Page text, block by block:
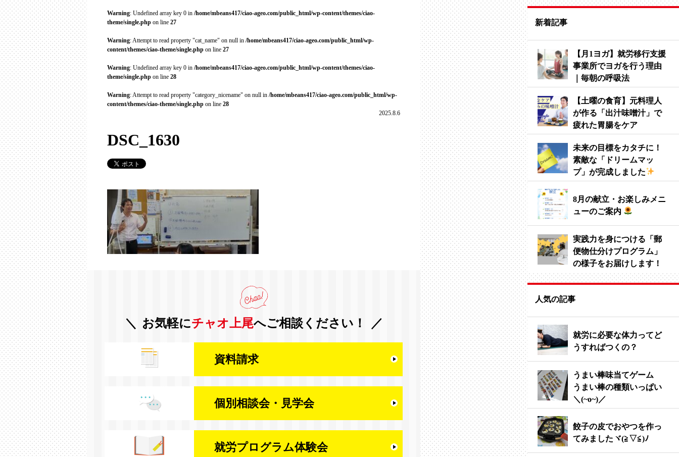
Warning: Undefined array key 0 in /home/mbeans417/ciao-ageo.com/public_html/wp-content/themes/ciao-
theme/single.php on line 27
Warning: Attempt to read property "cat_name" on null in /home/mbeans417/ciao-ageo.com/public_html/wp-
content/themes/ciao-theme/single.php on line 27
Warning: Undefined array key 0 in /home/mbeans417/ciao-ageo.com/public_html/wp-content/themes/ciao-
theme/single.php on line 28
Warning: Attempt to read property "category_nicename" on null in /home/mbeans417/ciao-ageo.com/public_html/wp-
content/themes/ciao-theme/single.php on line 28
2025.8.6
DSC_1630
お気軽にチャオ上尾へご相談ください！
資料請求
個別相談会・ 見学会
就労プログラム体験会
新着記事
【月1ヨガ】就労移行支援
事業所でヨガを行う理由
｜毎朝の呼吸法
【土曜の食育】元料理人
が作る「出汁味噌汁」で
疲れた胃腸をケア
未来の目標をカタチに！
素敵な「ドリームマッ
プ」が完成しました
8月の献立・お楽しみメニ
ューのご案内
実践力を身につける「郵
便物仕分けプログラム」
の様子をお届けします！
人気の記事
就労に必要な体力ってど
うすればつくの？
うまい棒味当てゲーム
うまい棒の種類いっぱい
＼(~o~)／
餃子の皮でおやつを作っ
てみましたヾ(≧▽≦)ﾉ